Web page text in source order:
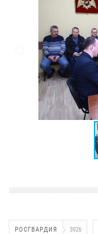
РОСГВАРДИЯ 3926